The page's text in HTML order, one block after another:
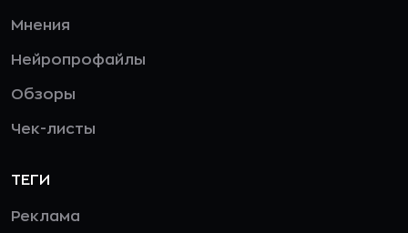
Мнения
Нейропрофайлы
Обзоры
Чек-листы
ТЕГИ
Реклама